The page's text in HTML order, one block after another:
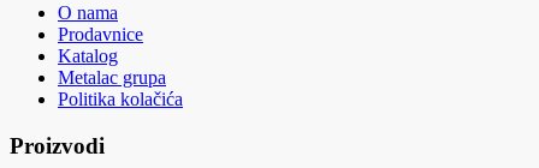
O nama
Prodavnice
Katalog
Metalac grupa
Politika kolačića
Proizvodi